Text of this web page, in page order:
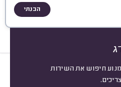
הבנתי
חיפוש את השירות